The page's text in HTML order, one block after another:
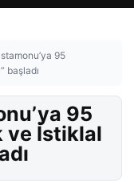
95
başladı
95
ve İstiklal